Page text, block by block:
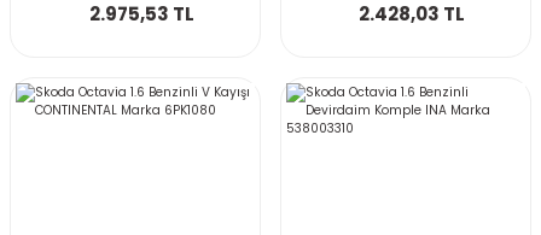
2.975,53 TL 2.428,03 TL